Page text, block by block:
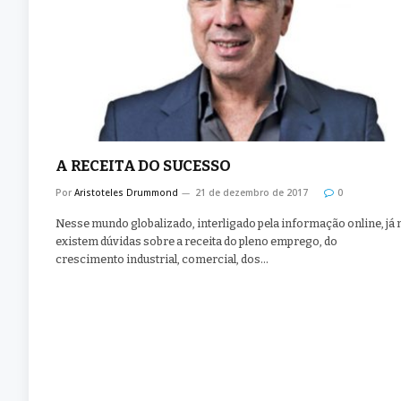
A RECEITA DO SUCESSO
Por Aristoteles Drummond 21 de dezembro de 2017 0
Nesse mundo globalizado, interligado pela informação online, já
existem dúvidas sobre a receita do pleno emprego, do
crescimento industrial, comercial, dos…